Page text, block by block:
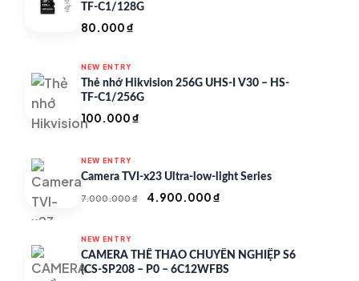
TF-C1/128G
80.000₫
NEW ENTRY
Thẻ nhớ Hikvision 256G UHS-I V30 – HS-
TF-C1/256G
100.000₫
NEW ENTRY
Camera TVI-x23 Ultra-low-light Series
7.000.000₫
Giá
7.000.000 ₫.
4.900.000₫
là:
4.900.000 ₫.
NEW ENTRY
CAMERA THỂ THAO CHUYÊN NGHIỆP S6
(CS-SP208 – P0 – 6C12WFBS